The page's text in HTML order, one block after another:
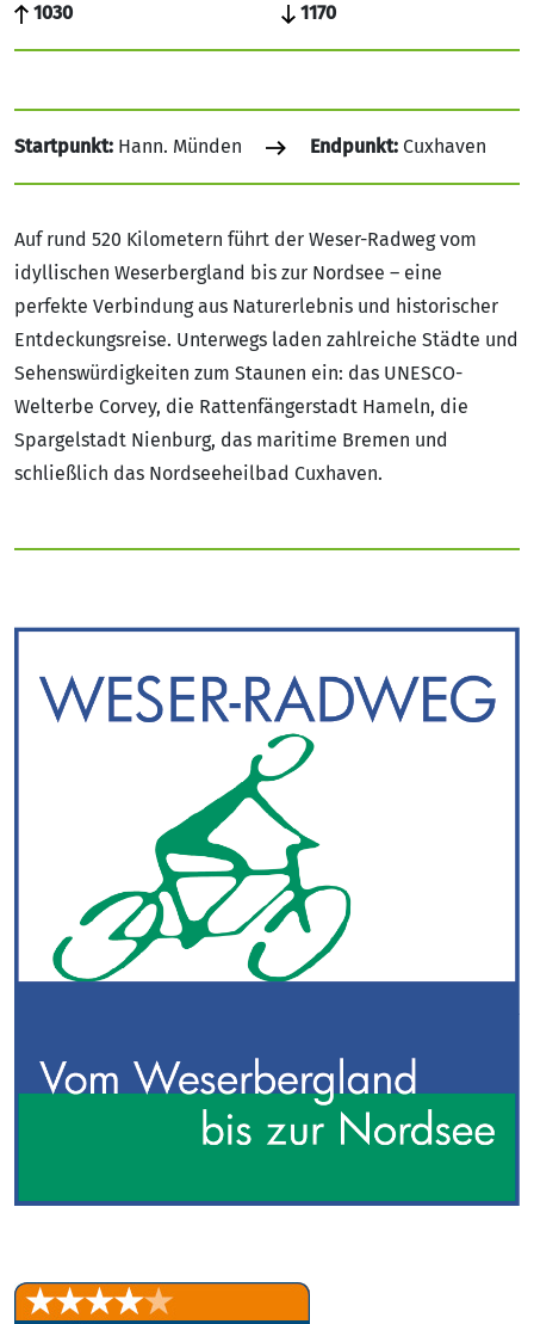
1030
1170
Startpunkt: Hann. Münden Endpunkt: Cuxhaven
Auf rund 520 Kilometern führt der Weser-Radweg vom
idyllischen Weserbergland bis zur Nordsee – eine
perfekte Verbindung aus Naturerlebnis und historischer
Entdeckungsreise. Unterwegs laden zahlreiche Städte und
Sehenswürdigkeiten zum Staunen ein: das UNESCO-
Welterbe Corvey, die Rattenfängerstadt Hameln, die
Spargelstadt Nienburg, das maritime Bremen und
schließlich das Nordseeheilbad Cuxhaven.